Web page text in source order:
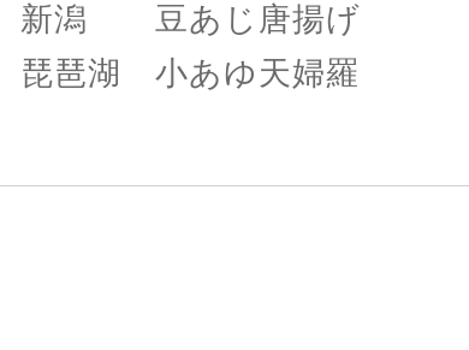
新潟 豆あじ唐揚
琵琶湖 小あゆ天婦